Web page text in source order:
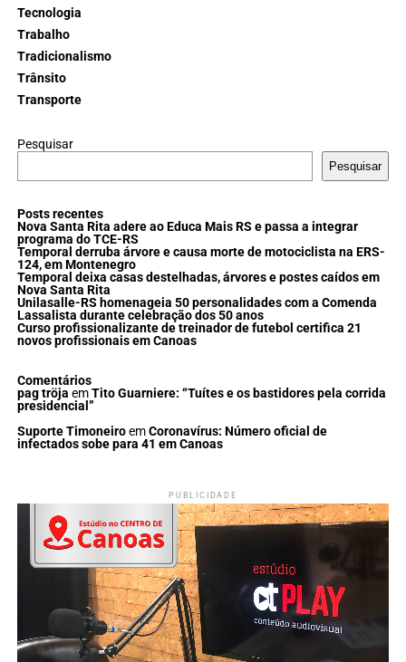
Tecnologia
Trabalho
Tradicionalismo
Trânsito
Transporte
Pesquisar
Pesquisar
Posts recentes
Nova Santa Rita adere ao Educa Mais RS e passa a integrar
programa do TCE-RS
Temporal derruba árvore e causa morte de motociclista na ERS-
124, em Montenegro
Temporal deixa casas destelhadas, árvores e postes caídos em
Nova Santa Rita
Unilasalle-RS homenageia 50 personalidades com a Comenda
Lassalista durante celebração dos 50 anos
Curso profissionalizante de treinador de futebol certifica 21
novos profissionais em Canoas
Comentários
pag tröja emTito Guarniere: “Tuítes e os bastidores pela corrida
presidencial”
Suporte TimoneiroemCoronavírus: Número oficial de
infectados sobe para 41 em Canoas
PUBLICIDADE